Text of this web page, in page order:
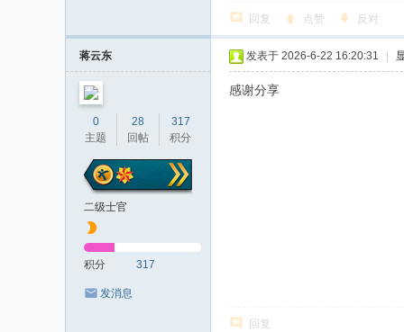
回复 点赞 反对
蒋云东
0
主题
28
回帖
317
积分
二级士官
积分 317
发消息
发表于 2026-6-22 16:20:31
感谢分享
回复